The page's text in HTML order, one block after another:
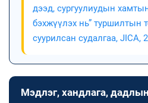
дээд, сургуулиудын
бэхжүүлэх нь” туршилтын
суурилсан судалгаа, JICA,
Мэдлэг, хандлага,